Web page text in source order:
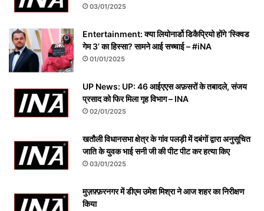
03/01/2025
Entertainment: क्या लियोनार्डो डिकैप्रियो होंगे ‘स्क्विड
गेम 3’ का हिस्सा? सामने आई सच्चाई – #iNA
01/01/2025
UP News: UP: 46 आईएएस अफ़सरों के तबादले, संजय
प्रसाद को फिर मिला गृह विभाग – INA
02/01/2025
खतौली विधानसभा क्षेत्र के गांव पलड़ी में दबंगों द्वारा अनुसूचित
जाति के युवक भाई सनी जी की पीट पीट कर हत्या किए
03/01/2025
मुज़फ़्फ़रनगर में डीएम उमेश मिश्रा ने आज शहर का निरीक्षण
किया